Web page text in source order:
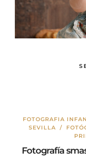
FOTOGRAFIA
SEVILLA /
Fotografía